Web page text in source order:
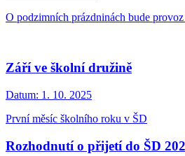
O podzimních prázdninách bude
Září ve školní družině
Datum: 1. 10. 2025
První měsíc školního roku v ŠD
Rozhodnutí o přijetí do ŠD